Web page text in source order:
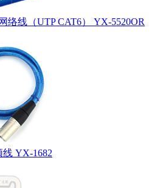
络线（UTP CAT6） YX-5520OR
YX-1682